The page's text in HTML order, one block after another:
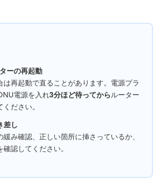
ーの再起動
は再起動で直ることがあります。電源プラ
電源を入れ3分ほど待ってからルーター
ださい。
差し
み確認、正しい箇所に挿さっているか、
認してください。